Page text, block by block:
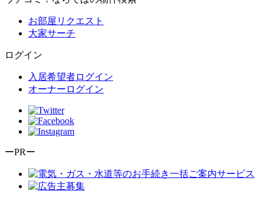
お部屋リクエスト
大家サーチ
ログイン
入居希望者ログイン
オーナーログイン
ーPRー